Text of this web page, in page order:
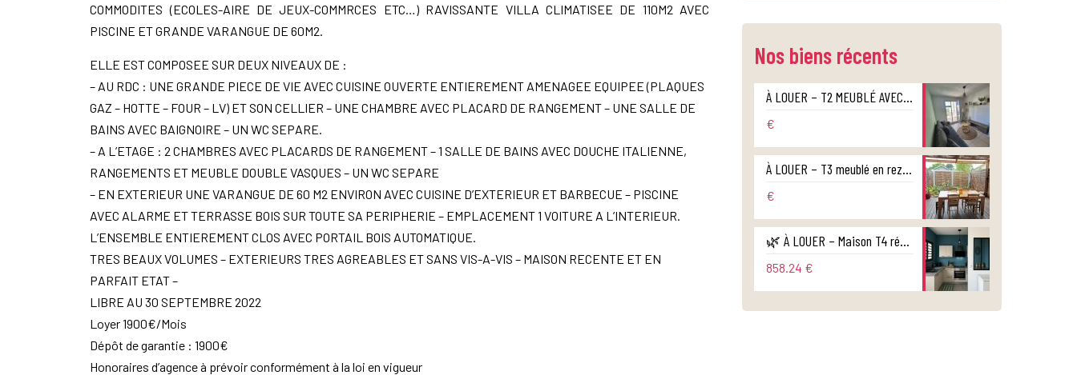
COMMODITES (ECOLES-AIRE DE JEUX-COMMRCES ETC…) RAVISSANTE VILLA CLIMATISEE DE 110M2 AVEC
PISCINE ET GRANDE VARANGUE DE 60M2.
ELLE EST COMPOSEE SUR DEUX NIVEAUX DE :
– AU RDC : UNE GRANDE PIECE DE VIE AVEC CUISINE OUVERTE ENTIEREMENT AMENAGEE EQUIPEE (PLAQUES
GAZ – HOTTE – FOUR – LV) ET SON CELLIER – UNE CHAMBRE AVEC PLACARD DE RANGEMENT – UNE SALLE DE
BAINS AVEC BAIGNOIRE – UN WC SEPARE.
– A L’ETAGE : 2 CHAMBRES AVEC PLACARDS DE RANGEMENT – 1 SALLE DE BAINS AVEC DOUCHE ITALIENNE,
RANGEMENTS ET MEUBLE DOUBLE VASQUES – UN WC SEPARE
– EN EXTERIEUR UNE VARANGUE DE 60 M2 ENVIRON AVEC CUISINE D’EXTERIEUR ET BARBECUE – PISCINE
AVEC ALARME ET TERRASSE BOIS SUR TOUTE SA PERIPHERIE – EMPLACEMENT 1 VOITURE A L’INTERIEUR.
L’ENSEMBLE ENTIEREMENT CLOS AVEC PORTAIL BOIS AUTOMATIQUE.
TRES BEAUX VOLUMES – EXTERIEURS TRES AGREABLES ET SANS VIS-A-VIS – MAISON RECENTE ET EN
PARFAIT ETAT –
LIBRE AU 30 SEPTEMBRE 2022
Loyer 1900€/Mois
Dépôt de garantie : 1900€
Honoraires d’agence à prévoir conformément à la loi en vigueur
Nos biens récents
À LOUER – T2 MEUBLÉ AVEC VARANGUE ET PARKING – RÉSIDENCE HERITAGE – CENTRE-VILLE DE SAINT-DENIS
€
À LOUER – T3 meublé en rez-de-jardin style maison jumelée – Ravine des Cabris
€
🌿 À LOUER – Maison T4 récente avec jardin – Sainte-Suzanne
858.24 €